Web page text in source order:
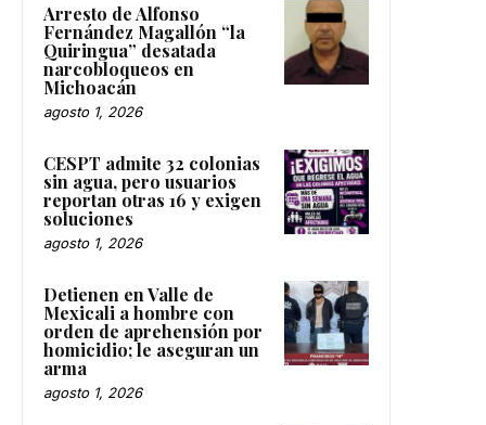
Arresto de Alfonso
Fernández Magallón “la
Quiringua” desatada
narcobloqueos en
Michoacán
agosto 1, 2026
CESPT admite 32 colonias
sin agua, pero usuarios
reportan otras 16 y exigen
soluciones
agosto 1, 2026
Detienen en Valle de
Mexicali a hombre con
orden de aprehensión por
homicidio; le aseguran un
arma
agosto 1, 2026